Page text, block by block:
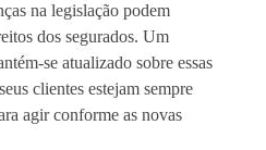
na legislação podem
dos segurados. Um
se atualizado sobre essas
clientes estejam sempre
agir conforme as novas